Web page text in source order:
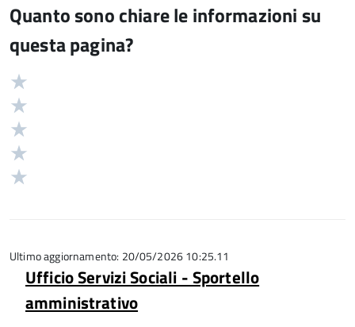
Quanto sono chiare le informazioni su
questa pagina?
Valutazione
5
Ultimo aggiornamento: 20/05/2026 10:25.11
Ufficio Servizi Sociali - Sportello
amministrativo